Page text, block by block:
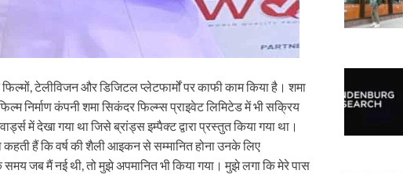
टेलीविजन और डिजिटल प्लेटफार्मों पर काफी काम किया है। शमा
कंपनी शमा सिकंदर फिल्म्स प्राइवेट लिमिटेड में भी सक्रिय
में देखा गया था जिसे ब्रांड्स इम्पैक्ट द्वारा प्रस्तुत किया गया था।
हैं कि वर्ष की शैली आइकन से सम्मानित होना उनके लिए
जब मैं नई थी, तो मुझे अपमानित भी किया गया। मुझे लगा कि मेरे पास